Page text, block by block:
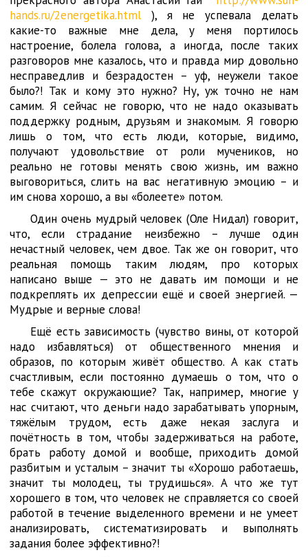
hands.ru/2energetika.html ), я не успевала делать
какие-то важные мне дела, у меня портилось
настроение, болела голова, а иногда, после таких
разговоров мне казалось, что и правда мир довольно
несправедлив и безрадостен – уф, неужели такое
было?! Так и кому это нужно? Ну, уж точно не нам
самим. Я сейчас не говорю, что не надо оказывать
поддержку родным, друзьям и знакомым. Я говорю
лишь о том, что есть люди, которые, видимо,
получают удовольствие от роли мучеников, но
реально не готовы менять свою жизнь, им важно
выговориться, слить на вас негативную эмоцию – и
им снова хорошо, а вы «болеете» потом.
Один очень мудрый человек (Оле Нидал) говорит,
что, если страдание неизбежно – лучше один
нечастный человек, чем двое. Так же он говорит, что
реальная помощь таким людям, про которых
написано выше — это не давать им помощи и не
подкреплять их депрессии ещё и своей энергией. —
Мудрые и верные слова!
Ещё есть зависимость (чувство вины, от которой
надо избавляться) от общественного мнения и
образов, по которым живёт общество. А как стать
счастливым, если постоянно думаешь о том, что о
тебе скажут окружающие? Так, например, многие у
нас считают, что деньги надо зарабатывать упорным,
тяжёлым трудом, есть даже некая заслуга и
почётность в том, чтобы задерживаться на работе,
брать работу домой и вообще, приходить домой
разбитым и усталым – значит ты «Хорошо работаешь,
значит ты молодец, ты трудишься». А что же тут
хорошего в том, что человек не справляется со своей
работой в течение выделенного времени и не умеет
анализировать, систематизировать и выполнять
задания более эффективно?!